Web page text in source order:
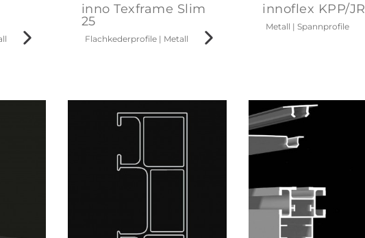
inno Texframe Slim
25
Flachkederprofile| Metall
innoflex KPP/JR
Metall | Spannprofile